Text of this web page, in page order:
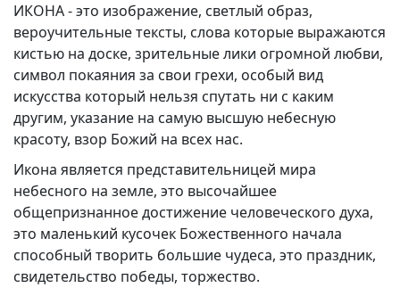
ИКОНА - это изображение, светлый образ,
вероучительные тексты, слова которые выражаются
кистью на доске, зрительные лики огромной любви,
символ покаяния за свои грехи, особый вид
искусства который нельзя спутать ни с каким
другим, указание на самую высшую небесную
красоту, взор Божий на всех нас.
Икона является представительницей мира
небесного на земле, это высочайшее
общепризнанное достижение человеческого духа,
это маленький кусочек Божественного начала
способный творить большие чудеса, это праздник,
свидетельство победы, торжество.